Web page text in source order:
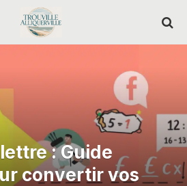
: Guide
convertir vos